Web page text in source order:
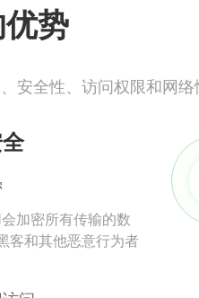
势
安全性、访问权限和网
加密所有传输的数
客和其他恶意行为者